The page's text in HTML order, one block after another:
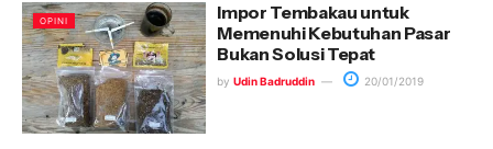
OPINI
Impor Tembakau untuk
Memenuhi Kebutuhan Pasar
Bukan Solusi Tepat
by Udin Badruddin 20/01/2019